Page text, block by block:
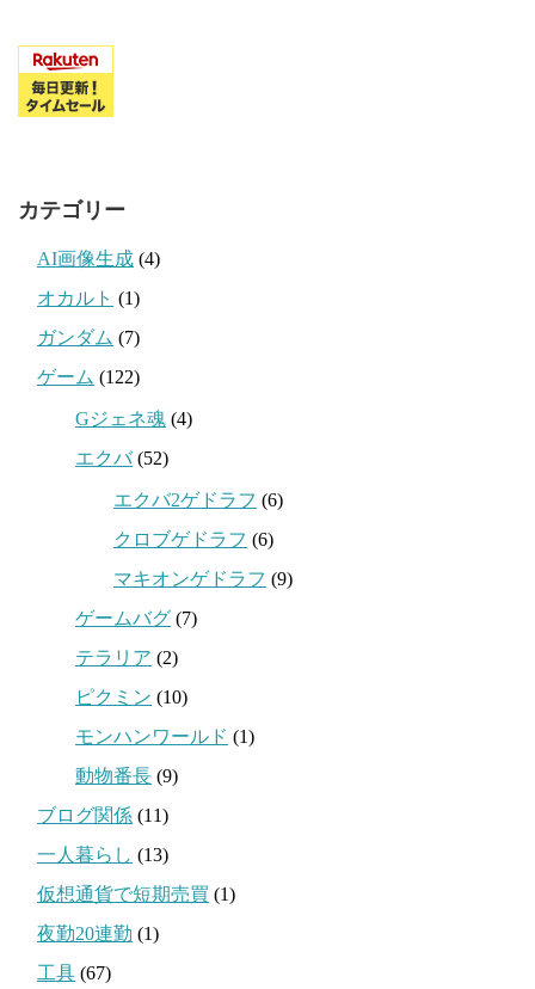
カテゴリー
AI画像生成 (4)
オカルト (1)
ガンダム (7)
ゲーム (122)
Gジェネ魂 (4)
エクバ(52)
エクバ2ゲドラフ (6)
クロブゲドラフ (6)
マキオンゲドラフ (9)
ゲームバグ (7)
テラリア (2)
ピクミン (10)
モンハンワールド (1)
動物番長 (9)
ブログ関係 (11)
一人暮らし (13)
仮想通貨で短期売買 (1)
夜勤20連勤 (1)
工具 (67)